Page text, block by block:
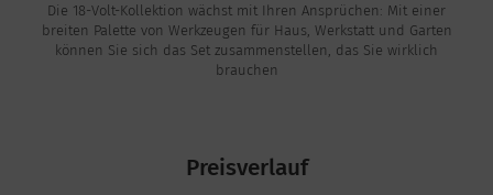
Die 18-Volt-Kollektion wächst mit Ihren Ansprüchen: Mit einer
breiten Palette von Werkzeugen für Haus, Werkstatt und Garten
können Sie sich das Set zusammenstellen, das Sie wirklich
brauchen
Preisverlauf